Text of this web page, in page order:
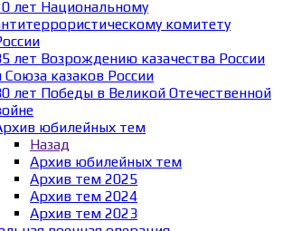
лет Национальному
комитету
лет Возрождению казачества России
Союза казаков России
лет Победы в Великой Отечественной
юбилейных тем
Назад
Архив юбилейных тем
Архив тем 2025
Архив тем 2024
Архив тем 2023